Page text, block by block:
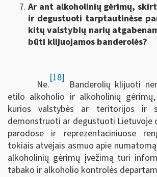
Ar ant alkoholinių gėrimų,
ir degustuoti tarptautinėse
kitų valstybių narių
būti klijuojamos banderolės?
Ne.
[18]
Banderolių klijuoti
etilo alkoholio ir alkoholinių
kurios valstybės ar teritorijos ir
demonstruoti ar degustuoti Lietuvoje
parodose ir reprezentaciniuose
tokiais atvejais asmuo apie
alkoholinių gėrimų įvežimą turi
tabako ir alkoholio kontrolės